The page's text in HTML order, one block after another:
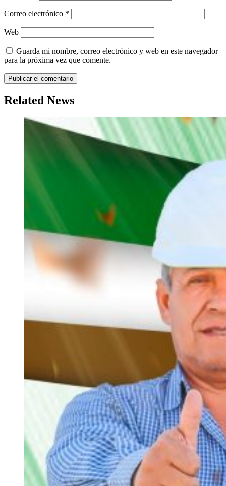
Correo electrónico *
Web
Guarda mi nombre, correo electrónico y web en este navegador
para la próxima vez que comente.
Related News